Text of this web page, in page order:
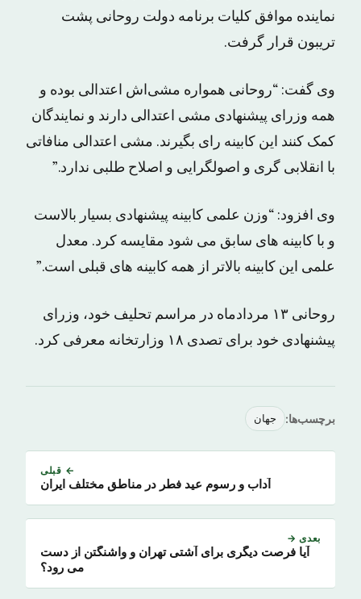
نماینده موافق کلیات برنامه دولت روحانی پشت
تریبون قرار گرفت.
وی گفت: “روحانی همواره مشی‌اش اعتدالی بوده و
همه وزرای پیشنهادی مشی اعتدالی دارند و نمایندگان
کمک کنند این کابینه رای بگیرند. مشی اعتدالی منافاتی
با انقلابی گری و اصولگرایی و اصلاح طلبی ندارد.”
وی افزود: “وزن علمی کابینه پیشنهادی بسیار بالاست
و با کابینه های سابق می شود مقایسه کرد. معدل
علمی این کابینه بالاتر از همه کابینه های قبلی است.”
روحانی ۱۳ مردادماه در مراسم تحلیف خود، وزرای
پیشنهادی خود برای تصدی ۱۸ وزارتخانه معرفی کرد.
برچسب‌ها: جهان
← قبلی
آداب و رسوم عید فطر در مناطق مختلف ایران
بعدی →
آیا فرصت دیگری برای آشتی تهران و واشنگتن از دست
می رود؟